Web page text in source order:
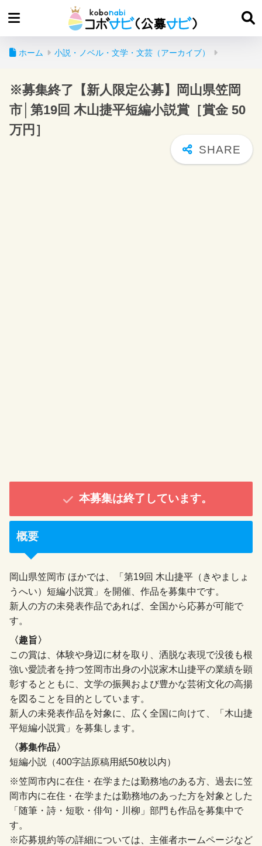
ホーム 小説・ノベル・文学・文芸（アーカイブ）
※募集終了【新人限定公募】岡山県笠岡
市│第19回 木山捷平短編小説賞［賞金 50
万円］
本募集は終了しています。
概要
岡山県笠岡市 ほかでは、「第19回 木山捷平（きやましょ
うへい）短編小説賞」を開催、作品を募集中です。
新人の方の未発表作品であれば、全国から応募が可能で
す。
〈趣旨〉
この賞は、体験や身辺に材を取り、洒脱な表現で没後も根
強い愛読者を持つ笠岡市出身の小説家木山捷平の業績を顕
彰するとともに、文学の振興および豊かな芸術文化の高揚
を図ることを目的としています。
新人の未発表作品を対象に、広く全国に向けて、「木山捷
平短編小説賞」を募集します。
〈募集作品〉
短編小説（400字詰原稿用紙50枚以内）
※笠岡市内に在住・在学または勤務地のある方、過去に笠
岡市内に在住・在学または勤務地のあった方を対象とした
「随筆・詩・短歌・俳句・川柳」部門も作品を募集中で
す。
※応募規約等の詳細については、主催者ホームページなど